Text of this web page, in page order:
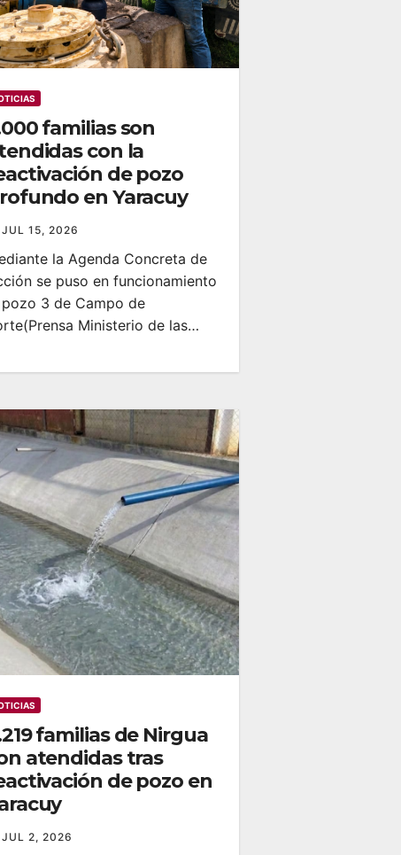
familias son
con la
de pozo
en Yaracuy
JUL 15, 2026
la Agenda Concreta de
se puso en funcionamiento
3 de Campo de
Ministerio de las…
familias de Nirgua
atendidas tras
de pozo en
JUL 2, 2026